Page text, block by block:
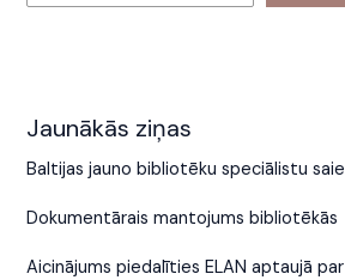
Jaunākās ziņas
Baltijas jauno bibliotēku speciālistu
Dokumentārais mantojums bibliotēkās
Aicinājums piedalīties ELAN aptaujā